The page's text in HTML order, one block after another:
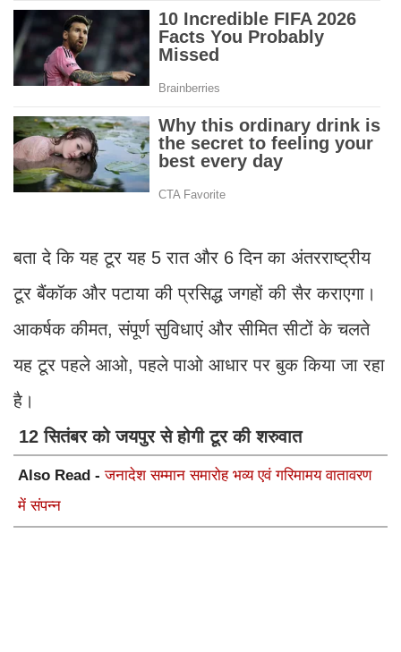
बता दे कि यह टूर यह 5 रात और 6 दिन का अंतरराष्ट्रीय
टूर बैंकॉक और पटाया की प्रसिद्ध जगहों की सैर कराएगा।
आकर्षक कीमत, संपूर्ण सुविधाएं और सीमित सीटों के चलते
यह टूर पहले आओ, पहले पाओ आधार पर बुक किया जा रहा
है।
12 सितंबर को जयपुर से होगी टूर की शरुवात
Also Read -जनादेश सम्मान समारोह भव्य एवं गरिमामय वातावरण
में संपन्न